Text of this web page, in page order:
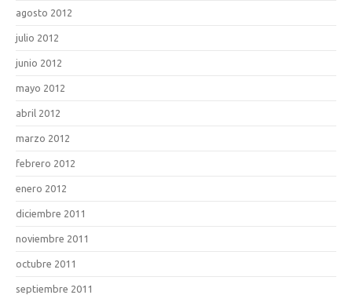
agosto 2012
julio 2012
junio 2012
mayo 2012
abril 2012
marzo 2012
febrero 2012
enero 2012
diciembre 2011
noviembre 2011
octubre 2011
septiembre 2011